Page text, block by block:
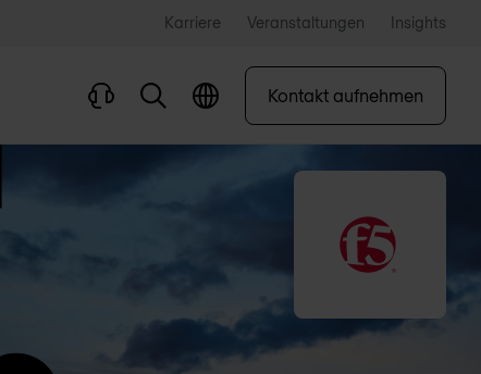
Karriere Veranstaltungen Insights
Kontakt aufnehmen